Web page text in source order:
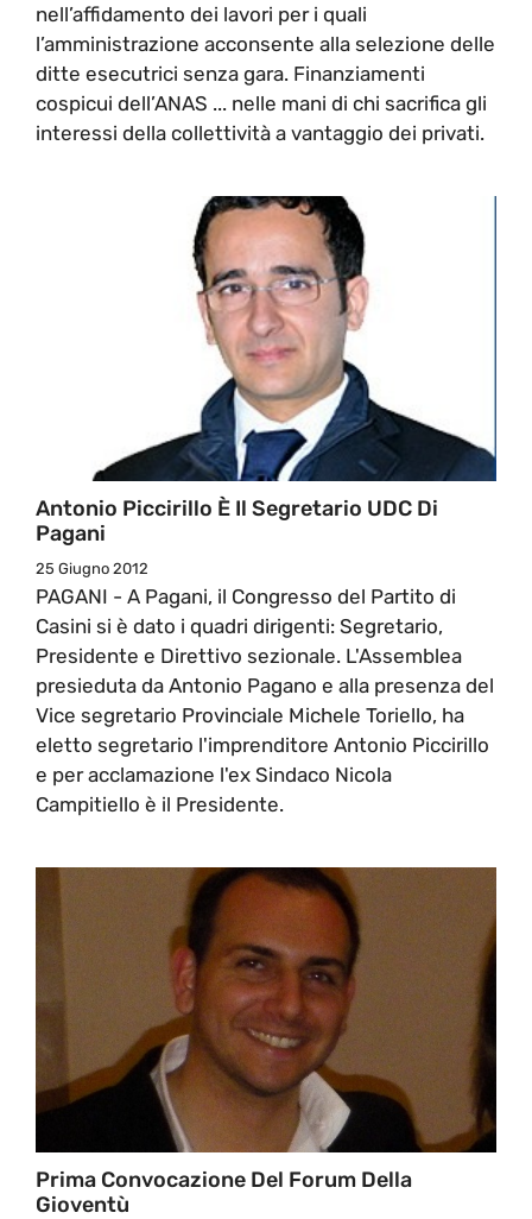
nell’affidamento dei lavori per i quali
l’amministrazione acconsente alla selezione delle
ditte esecutrici senza gara. Finanziamenti
cospicui dell’ANAS ... nelle mani di chi sacrifica gli
interessi della collettività a vantaggio dei privati.
Antonio Piccirillo È Il Segretario UDC Di
Pagani
25 Giugno 2012
PAGANI - A Pagani, il Congresso del Partito di
Casini si è dato i quadri dirigenti: Segretario,
Presidente e Direttivo sezionale. L'Assemblea
presieduta da Antonio Pagano e alla presenza del
Vice segretario Provinciale Michele Toriello, ha
eletto segretario l'imprenditore Antonio Piccirillo
e per acclamazione l'ex Sindaco Nicola
Campitiello è il Presidente.
Prima Convocazione Del Forum Della
Gioventù